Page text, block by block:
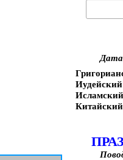
Дата
Иудейский
Исламский
Китайский